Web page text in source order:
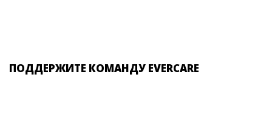
ПОДДЕРЖИТЕ КОМАНДУ EVERCARE